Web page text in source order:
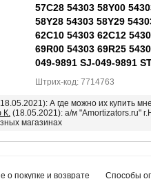
57C28 54303 58Y00
58Y28 54303 58Y29
62C10 54303 62C12
69R00 54303 69R25
049-9891 SJ-049-9891
Штрих-код: 7714763
А где можно их купить
К. (18.05.2021): а/м "Amortizators.ru"
магазинах
о покупке и возврате Способы